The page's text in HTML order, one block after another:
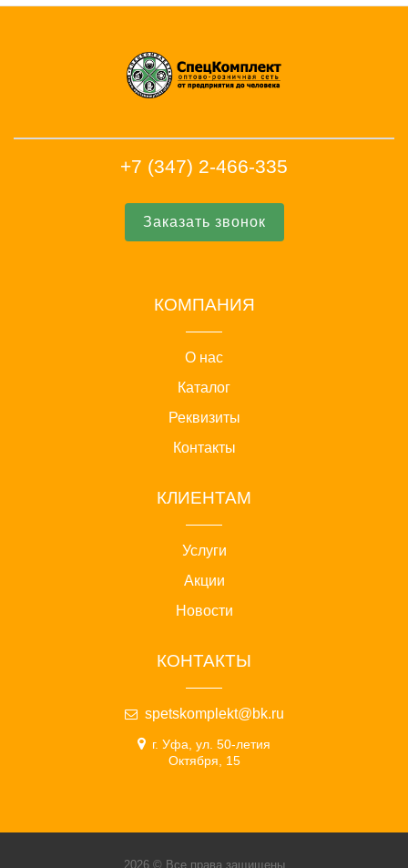
+7 (347) 2-466-335
Заказать звонок
КОМПАНИЯ
О нас
Каталог
Реквизиты
Контакты
КЛИЕНТАМ
Услуги
Акции
Новости
КОНТАКТЫ
spetskomplekt@bk.ru
г. Уфа, ул. 50-летия
Октября, 15
2026 © Все права защищены